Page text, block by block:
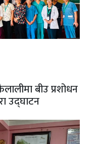
बीउ प्रशोधन
उद्घाटन